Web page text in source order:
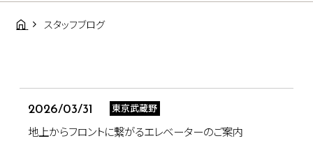
スタッフブログ
2026/03/31 東京武蔵野
地上からフロントに繋がるエレベーターのご案内